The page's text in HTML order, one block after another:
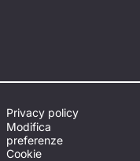
Privacy policy
Modifica
preferenze
Cookie